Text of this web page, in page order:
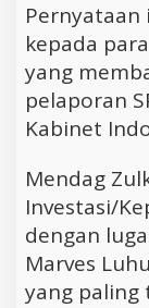
Pernyataan
kepada
yang
pelaporan
Kabinet
Mendag
Investasi/
dengan
Marves
yang paling